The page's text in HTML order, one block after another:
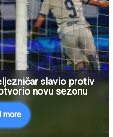
slavio protiv
novu sezonu
more